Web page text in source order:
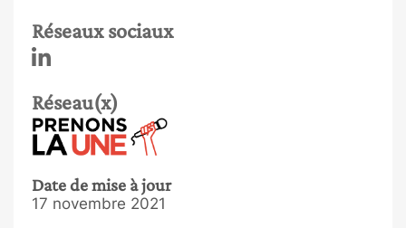
Réseaux sociaux
Réseau(x)
Date de mise à jour
17 novembre 2021